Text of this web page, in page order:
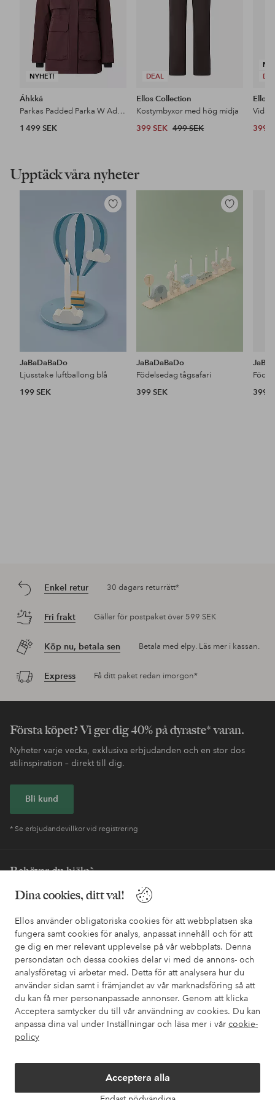
Dina cookies, ditt val!
Ellos använder obligatoriska cookies för att webbplatsen ska
fungera samt cookies för analys, anpassat innehåll och för att
ge dig en mer relevant upplevelse på vår webbplats. Denna
persondatan och dessa cookies delar vi med de annons- och
analysföretag vi arbetar med. Detta för att analysera hur du
använder sidan samt i främjandet av vår marknadsföring så att
du kan få mer personanpassade annonser. Genom att klicka
Acceptera samtycker du till vår användning av cookies. Du kan
anpassa dina val under Inställningar och läsa mer i vår cookie-
policy
Acceptera alla
NYHET!
Áhkká
Parkas Padded Parka W Adjustable Waist
1 499 SEK
DEAL
Ellos Collection
Kostymbyxor med hög midja
399 SEK 499 SEK
Ellos
399
Upptäck våra nyheter
Lägg
i
favoriter
JaBaDaBaDo
Ljusstake luftballong blå
199 SEK
Lägg
favoriter
JaBaDaBaDo
Födelsedag tågsafari
399 SEK
399
Enkel retur 30 dagars returrätt*
Fri frakt Gäller för postpaket över 599 SEK
Köp nu, betala sen Betala med elpy. Läs mer i kassan.
Express Få ditt paket redan imorgon*
Första köpet? Vi ger dig 40% på dyraste* varan.
Nyheter varje vecka, exklusiva erbjudanden och en stor dos
stilinspiration – direkt till dig.
Bli kund
* Se erbjudandevillkor vid registrering
Behöver du hjälp?
I vår FAQ hittar du svaren på de vanligaste frågorna. Här finns
också information om hur du enklast kontaktar oss.
Kundservice Beställning Betalsätt
Mina sidor
Om Ellos
Villkor